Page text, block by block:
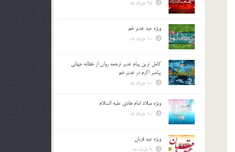
ویژه عید غدیر خم
کامل ترین پیام غدیر ترجمه روان از خطابه جهانی
پیامبر اکرم در غدیر خم
ویژه میلاد امام هادی علیه السلام
ویژه عید قربان